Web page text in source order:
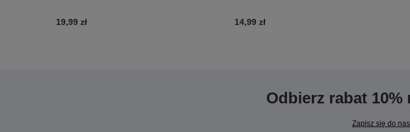
19,99 zł 14,99 zł
Odbierz rabat
Zapisz się do